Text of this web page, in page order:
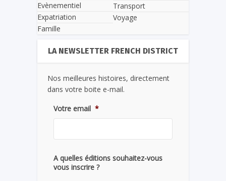
Evènementiel
Expatriation
Famille
Transport
Voyage
LA NEWSLETTER FRENCH DISTRICT
Nos meilleures histoires, directement
dans votre boite e-mail.
Votre email *
A quelles éditions souhaitez-vous
vous inscrire ?